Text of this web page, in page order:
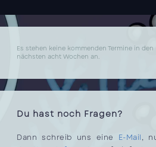
Es stehen keine kommenden Termine in den
nächsten acht Wochen an.
Du hast noch Fragen?
Dann schreib uns eine E-Mail,